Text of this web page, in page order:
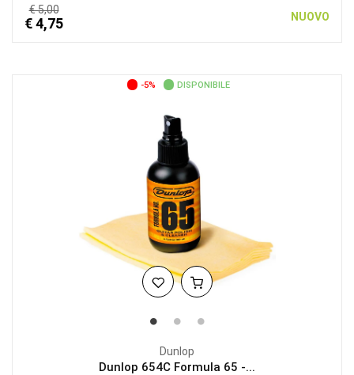
€ 5,00
€ 4,75 NUOVO
-5% DISPONIBILE
Dunlop
Dunlop 654C Formula 65 -...